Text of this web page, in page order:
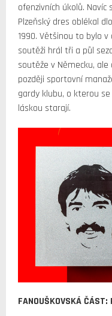
ofenzivních úkolů.
Plzeňský dres oblékal
1990. Většinou to bylo v
soutěži hrál tři a půl
soutěže v Německu,
později sportovní
gardy klubu, o kterou
láskou starají.
FANOUŠKOVSKÁ